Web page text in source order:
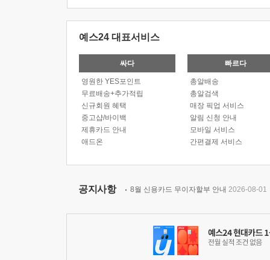
예스24 대표서비스
싸다
영원한 YES포인트
무료배송+추가적립
신규회원 혜택
중고샵/바이백
제휴카드 안내
애드온
빠르다
총알배송
총알검색
매장 픽업 서비스
알림 신청 안내
모바일 서비스
간편결제 서비스
공지사항 8월 신용카드 무이자할부 안내 2026-08-01